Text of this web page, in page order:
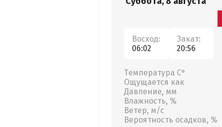
Восход:
06:02
Закат:
20:56
Температура С°
Ощущается как
Давление, мм
Влажность, %
Ветер, м/с
Вероятность осадков, %